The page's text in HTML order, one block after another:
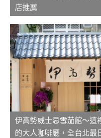
店推薦
伊高勢威士忌雪茄館～這
的大人咖啡廳，全台北最